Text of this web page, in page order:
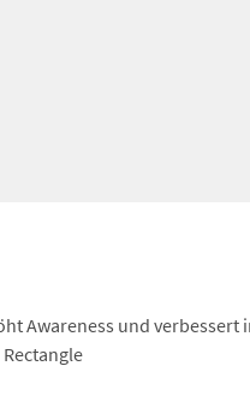
Awareness und verbessert